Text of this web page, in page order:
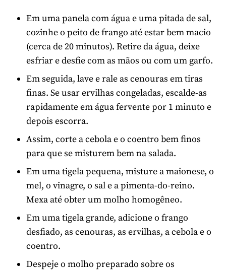
Em uma panela com água e uma pitada de sal,
cozinhe o peito de frango até estar bem macio
(cerca de 20 minutos). Retire da água, deixe
esfriar e desfie com as mãos ou com um garfo.
Em seguida, lave e rale as cenouras em tiras
finas. Se usar ervilhas congeladas, escalde-as
rapidamente em água fervente por 1 minuto e
depois escorra.
Assim, corte a cebola e o coentro bem finos
para que se misturem bem na salada.
Em uma tigela pequena, misture a maionese, o
mel, o vinagre, o sal e a pimenta-do-reino.
Mexa até obter um molho homogêneo.
Em uma tigela grande, adicione o frango
desfiado, as cenouras, as ervilhas, a cebola e o
coentro.
Despeje o molho preparado sobre os